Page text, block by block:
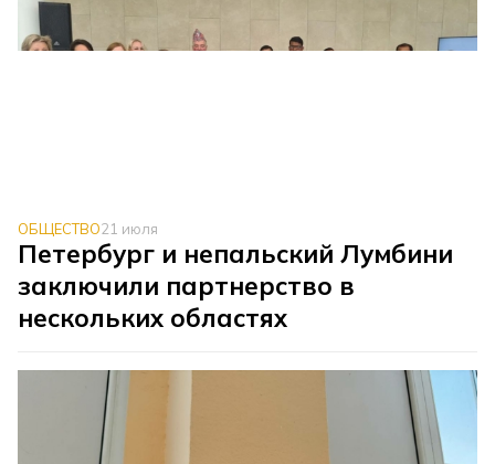
ОБЩЕСТВО21 июля
Петербург и непальский Лумбини
заключили партнерство в
нескольких областях